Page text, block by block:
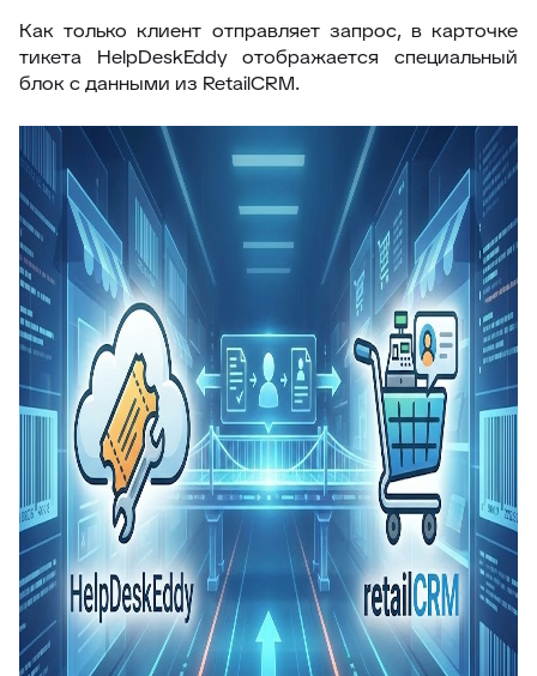
Как только клиент отправляет запрос, в карточке
тикета HelpDeskEddy отображается специальный
блок с данными из RetailCRM.